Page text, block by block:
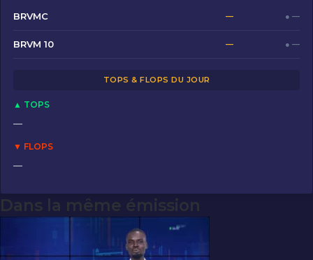
b
o
o
o
n
BRVMC — ● —
BRVM 10 — ● —
TOPS & FLOPS DU JOUR
▲ TOPS
—
▼ FLOPS
—
Dans la même émission